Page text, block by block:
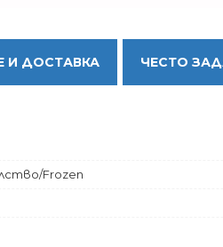
И ДОСТАВКА ЧЕСТО
Frozen